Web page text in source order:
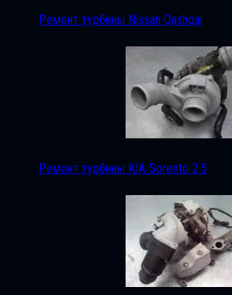
Ремонт турбины Nissan Qashqai
Ремонт турбины KIA Sorento 2.5